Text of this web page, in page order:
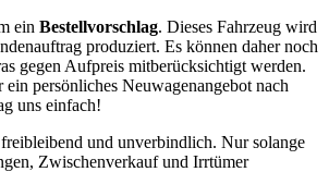
ein Bestellvorschlag. Dieses Fahrzeug wird
produziert. Es können daher noch
gegen Aufpreis mitberücksichtigt werden.
persönliches Neuwagenangebot nach
uns einfach!
und unverbindlich. Nur solange
Zwischenverkauf und Irrtümer